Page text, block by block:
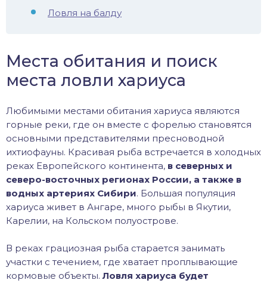
Ловля на балду
Места обитания и поиск
места ловли хариуса
Любимыми местами обитания хариуса являются
горные реки, где он вместе с форелью становятся
основными представителями пресноводной
ихтиофауны. Красивая рыба встречается в холодных
реках Европейского континента, в северных и
северо-восточных регионах России, а также в
водных артериях Сибири. Большая популяция
хариуса живет в Ангаре, много рыбы в Якутии,
Карелии, на Кольском полуострове.
В реках грациозная рыба старается занимать
участки с течением, где хватает проплывающие
кормовые объекты.Ловля хариуса будет